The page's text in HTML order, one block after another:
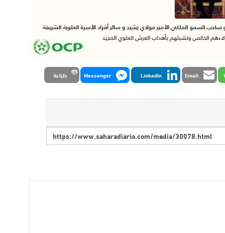
Email
LinkedIn
Messenger طباعة